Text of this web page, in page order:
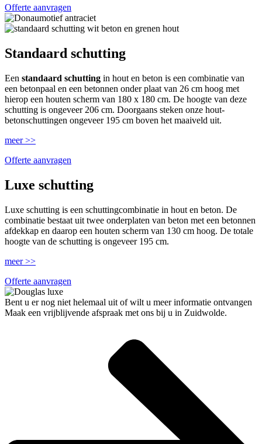
Offerte aanvragen
Standaard schutting
Een standaard schutting in hout en beton is een combinatie van
een betonpaal en een betonnen onder plaat van 26 cm hoog met
hierop een houten scherm van 180 x 180 cm. De hoogte van deze
schutting is ongeveer 206 cm. Doorgaans steken onze hout-
betonschuttingen ongeveer 195 cm boven het maaiveld uit.
meer >>
Offerte aanvragen
Luxe schutting
Luxe schutting is een schuttingcombinatie in hout en beton. De
combinatie bestaat uit twee onderplaten van beton met een betonnen
afdekkap en daarop een houten scherm van 130 cm hoog. De totale
hoogte van de schutting is ongeveer 195 cm.
meer >>
Offerte aanvragen
Bent u er nog niet helemaal uit of wilt u meer informatie ontvangen
Maak een vrijblijvende afspraak met ons bij u in Zuidwolde.